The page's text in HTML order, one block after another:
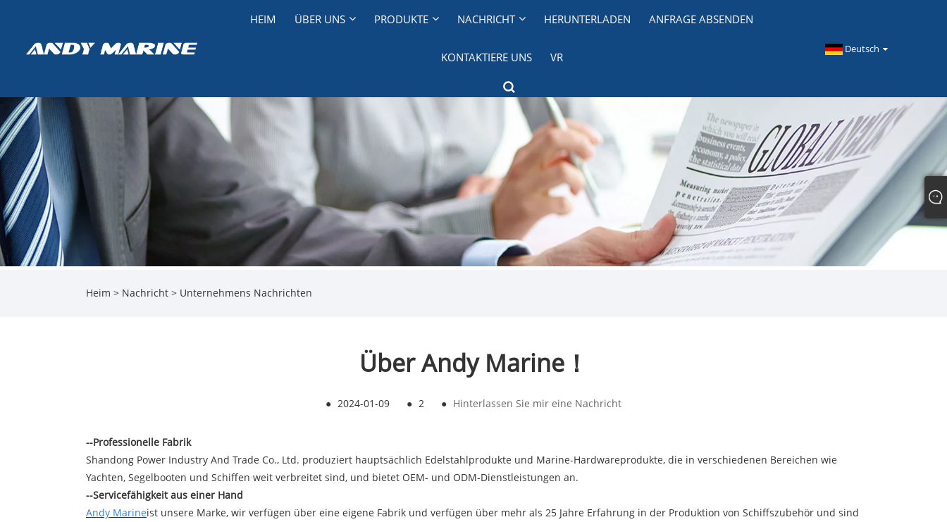
HEIM ÜBER UNS PRODUKTE NACHRICHT HERUNTERLADEN ANFRAGE ABSENDEN
KONTAKTIERE UNS VR
Deutsch
Heim > Nachricht > Unternehmens Nachrichten
Über Andy Marine！
● 2024-01-09 ● 2 ● Hinterlassen Sie mir eine Nachricht
--Professionelle Fabrik
Shandong Power Industry And Trade Co., Ltd. produziert hauptsächlich Edelstahlprodukte und Marine-Hardwareprodukte, die in verschiedenen Bereichen wie
Yachten, Segelbooten und Schiffen weit verbreitet sind, und bietet OEM- und ODM-Dienstleistungen an.
--Servicefähigkeit aus einer Hand
Andy Marineist unsere Marke, wir verfügen über eine eigene Fabrik und verfügen über mehr als 25 Jahre Erfahrung in der Produktion von Schiffszubehör und sind